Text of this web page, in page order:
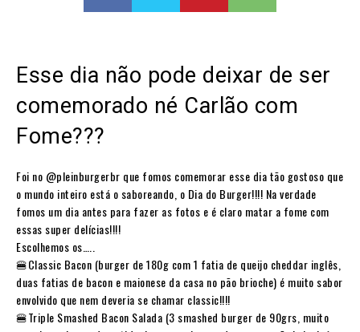
Esse dia não pode deixar de ser
comemorado né Carlão com
Fome???
Foi no @pleinburgerbr que fomos comemorar esse dia tão gostoso que
o mundo inteiro está o saboreando, o Dia do Burger!!!! Na verdade
fomos um dia antes para fazer as fotos e é claro matar a fome com
essas super delícias!!!!
Escolhemos os…..
🍔Classic Bacon (burger de 180g com 1 fatia de queijo cheddar inglês,
duas fatias de bacon e maionese da casa no pão brioche) é muito sabor
envolvido que nem deveria se chamar classic!!!!
🍔Triple Smashed Bacon Salada (3 smashed burger de 90grs, muito